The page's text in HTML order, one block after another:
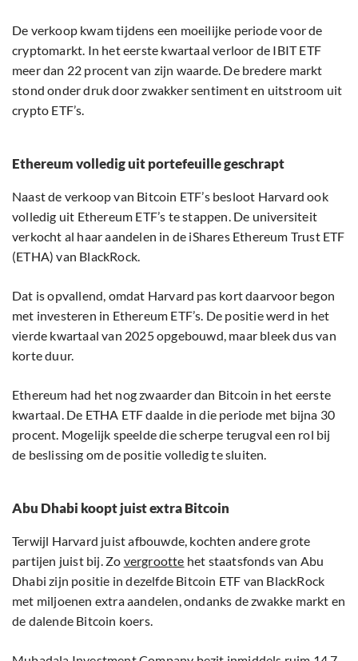
De verkoop kwam tijdens een moeilijke periode voor de
cryptomarkt. In het eerste kwartaal verloor de IBIT ETF
meer dan 22 procent van zijn waarde. De bredere markt
stond onder druk door zwakker sentiment en uitstroom uit
crypto ETF’s.
Ethereum volledig uit portefeuille geschrapt
Naast de verkoop van Bitcoin ETF’s besloot Harvard ook
volledig uit Ethereum ETF’s te stappen. De universiteit
verkocht al haar aandelen in de iShares Ethereum Trust ETF
(ETHA) van BlackRock.
Dat is opvallend, omdat Harvard pas kort daarvoor begon
met investeren in Ethereum ETF’s. De positie werd in het
vierde kwartaal van 2025 opgebouwd, maar bleek dus van
korte duur.
Ethereum had het nog zwaarder dan Bitcoin in het eerste
kwartaal. De ETHA ETF daalde in die periode met bijna 30
procent. Mogelijk speelde die scherpe terugval een rol bij
de beslissing om de positie volledig te sluiten.
Abu Dhabi koopt juist extra Bitcoin
Terwijl Harvard juist afbouwde, kochten andere grote
partijen juist bij. Zo vergrootte het staatsfonds van Abu
Dhabi zijn positie in dezelfde Bitcoin ETF van BlackRock
met miljoenen extra aandelen, ondanks de zwakke markt en
de dalende Bitcoin koers.